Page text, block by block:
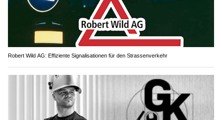
Robert Wild AG: Effiziente Signalisationen für den Strassenverkehr